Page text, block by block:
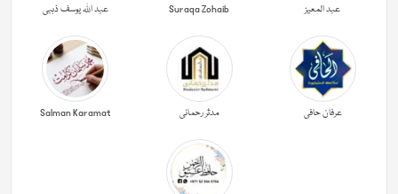
عبد المعیز Suraqa Zohaib عبد اللہ یوسف ذہبی
عرفان حافی مدثر رحمانی Salman Karamat